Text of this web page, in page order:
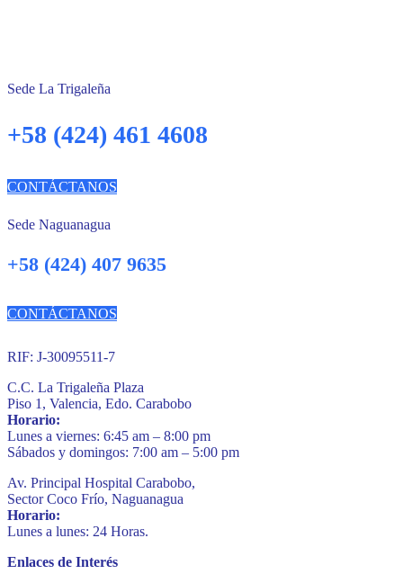
Sede La Trigaleña
+58 (424) 461 4608
CONTÁCTANOS
Sede Naguanagua
+58 (424) 407 9635
CONTÁCTANOS
RIF: J-30095511-7
C.C. La Trigaleña Plaza
Piso 1, Valencia, Edo. Carabobo
Horario:
Lunes a viernes: 6:45 am – 8:00 pm
Sábados y domingos: 7:00 am – 5:00 pm
Av. Principal Hospital Carabobo,
Sector Coco Frío, Naguanagua
Horario:
Lunes a lunes: 24 Horas.
Enlaces de Interés